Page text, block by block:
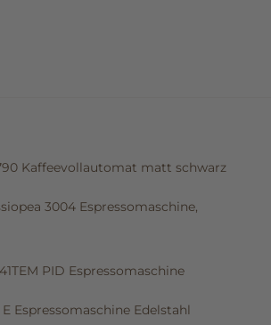
Kaffeevollautomat matt schwarz
3004 Espressomaschine,
PID Espressomaschine
Espressomaschine Edelstahl